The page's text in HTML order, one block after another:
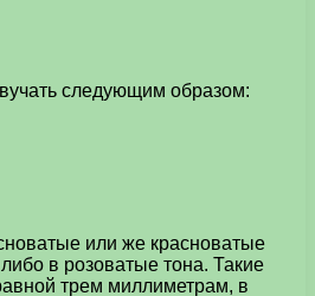
следующим образом:
или же красноватые
в розоватые тона. Такие
трем миллиметрам, в